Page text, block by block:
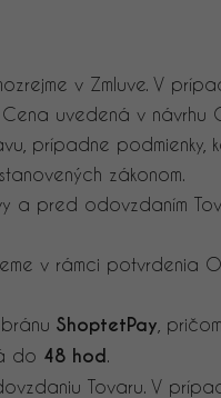
v Zmluve. V
uvedená v
prípadne
zákonom.
pred odovzdaním
v rámci potvrdenia
ShoptetPay ,
do 48 hod .
Tovaru. V